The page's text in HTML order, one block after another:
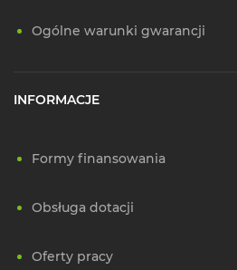
Ogólne warunki gwarancji
INFORMACJE
Formy finansowania
Obsługa dotacji
Oferty pracy